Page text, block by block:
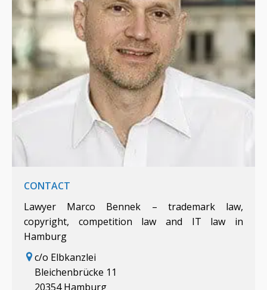
CONTACT
Lawyer Marco Bennek – trademark law,
copyright, competition law and IT law in
Hamburg
c/o Elbkanzlei
Bleichenbrücke 11
20354 Hamburg